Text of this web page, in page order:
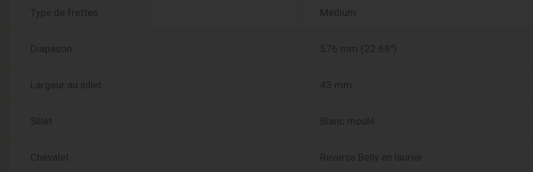
Type de frettes Medium
Diapason 576 mm (22.68″)
Largeur au sillet 43 mm
Sillet Blanc moulé
Chevalet Reverse Belly en laurier